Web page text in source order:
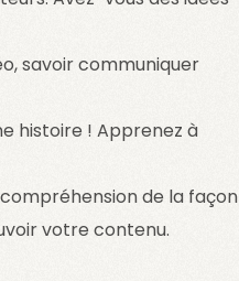
savoir communiquer
histoire ! Apprenez à
de la façon
votre contenu.